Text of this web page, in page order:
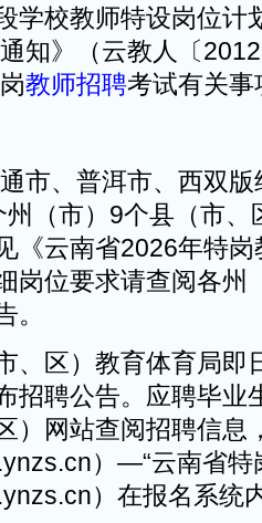
学校教师特设岗位计
知》（云教人〔
教师招聘考试有关事
市、普洱市、西双
（市）9个县（市、
《云南省2026年特
岗位要求请查阅各州
。
、区）教育体育局即
招聘公告。应聘毕业
）网站查阅招聘信
）—“云南省特
）在报名系统